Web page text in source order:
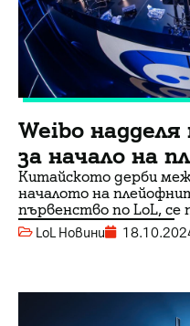
Weibo надделя
за начало на
Китайското дерби
началото на
първенство по LoL, се
LoL Новини